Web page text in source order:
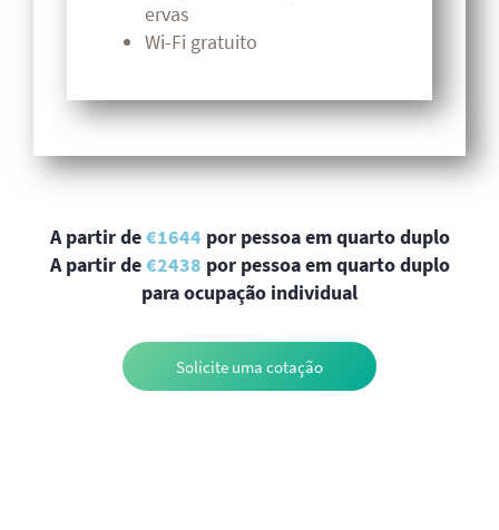
ervas
Wi-Fi gratuito
A partir de€1644 por pessoa em quarto duplo
A partir de€2438 por pessoa em quarto duplo
para ocupação individual
Solicite uma cotação